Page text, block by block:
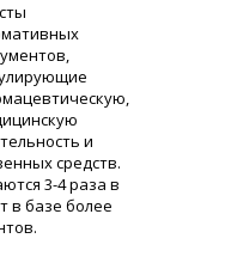
и
средств.
3-4 раза в
в базе более